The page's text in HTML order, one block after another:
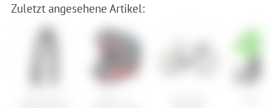
Zuletzt angesehene Artikel: